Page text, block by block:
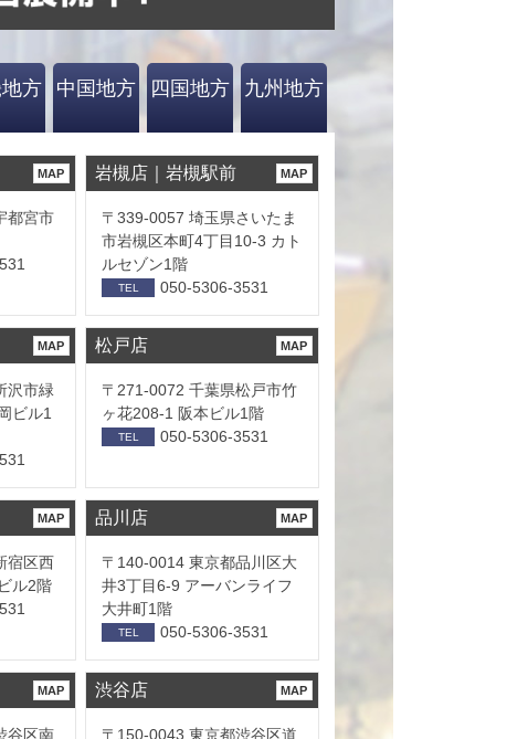
方 中国地方 四国地方 九州地方
MAP
都宮市
岩槻店｜岩槻駅前 MAP
〒339-0057 埼玉県さいたま
市岩槻区本町4丁目10-3 カト
ルセゾン1階
TEL 050-5306-3531
MAP
沢市緑
ビル1
松戸店 MAP
〒271-0072 千葉県松戸市竹
ヶ花208-1 阪本ビル1階
TEL 050-5306-3531
MAP
宿区西
ル2階
品川店 MAP
〒140-0014 東京都品川区大
井3丁目6-9 アーバンライフ
大井町1階
TEL 050-5306-3531
MAP
谷区南
渋谷店 MAP
〒150-0043 東京都渋谷区道